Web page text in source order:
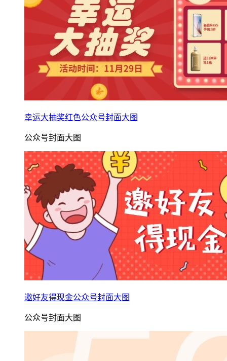
幸运大抽奖红色公众号封面大图
公众号封面大图
邀好友得现金公众号封面大图
公众号封面大图